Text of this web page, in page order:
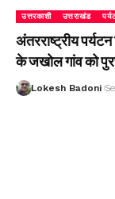
उत्तरकाशी उत्तराखंड
अंतरराष्ट्रीय
के जखोल गांव को
Lokesh Badoni